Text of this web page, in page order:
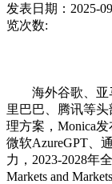
发表日期：2025-
览次数:
海外谷歌、亚
里巴巴、腾讯等
理方案，Monica
微软AzureGPT、
力，2023-2028年
Markets and